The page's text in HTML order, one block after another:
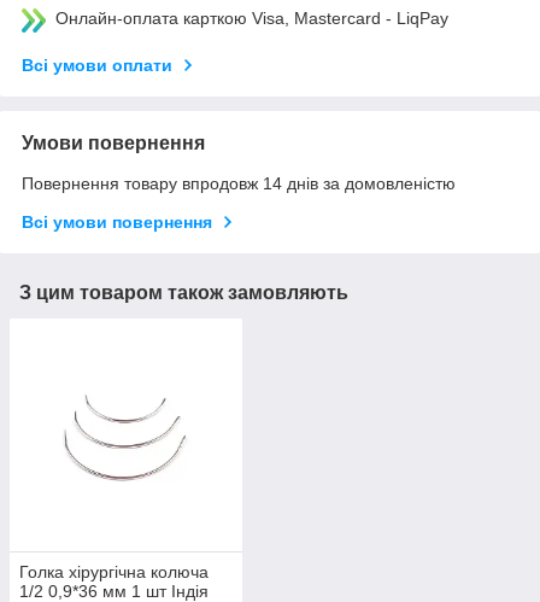
Онлайн-оплата карткою Visa, Mastercard - LiqPay
Всі умови оплати
Умови повернення
Повернення товару впродовж 14 днів за домовленістю
Всі умови повернення
З цим товаром також замовляють
Голка хірургічна колюча
1/2 0,9*36 мм 1 шт Індія